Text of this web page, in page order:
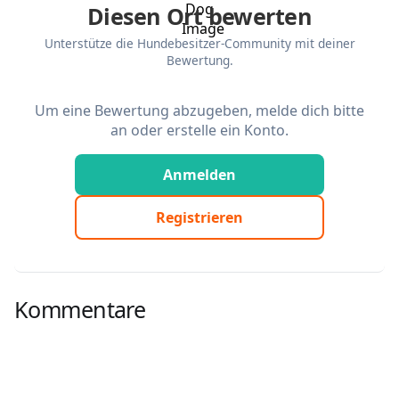
Diesen Ort bewerten
Unterstütze die Hundebesitzer-Community mit deiner
Bewertung.
Um eine Bewertung abzugeben, melde dich bitte
an oder erstelle ein Konto.
Anmelden
Registrieren
Kommentare